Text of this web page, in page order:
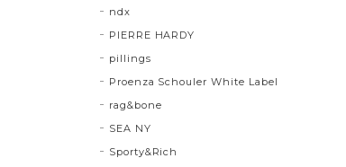
ndx
PIERRE HARDY
pillings
Proenza Schouler White Label
rag&bone
SEA NY
Sporty&Rich